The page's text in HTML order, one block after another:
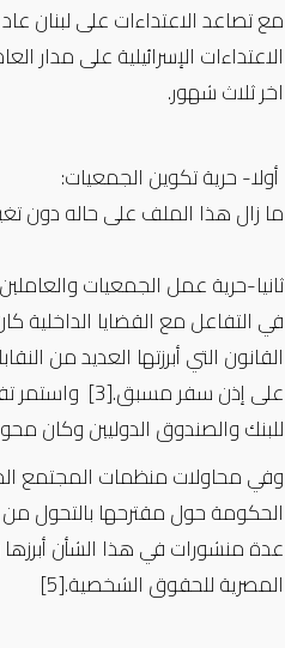
مع تصاعد الاعتداءات على لبنان
الاعتداءات الإسرائيلية على مدار
اخر ثلاث شهور.
أولا- حرية تكوين الجمعيات:
ما زال هذا الملف على حاله دون
ثانيا-حرية عمل الجمعيات
في التفاعل مع القضايا الداخلية
القانون التي أبرزتها العديد من
على إذن سفر مسبق.[3] واستمر
للبنك والصندوق الدوليين وكان
وفي محاولات منظمات المجتمع
الحكومة حول مقترحها بالتحول
عدة منشورات في هذا الشأن
المصرية للحقوق الشخصية.[5]